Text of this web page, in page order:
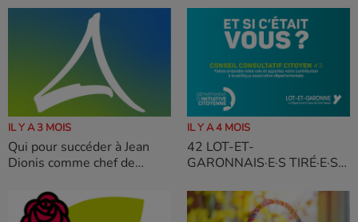
IL Y A 3 MOIS
Qui pour succéder à Jean
Dionis comme chef de
IL Y A 4 MOIS
42 LOT-ET-
GARONNAIS·E·S TIRÉ·E·S
VOUS ?